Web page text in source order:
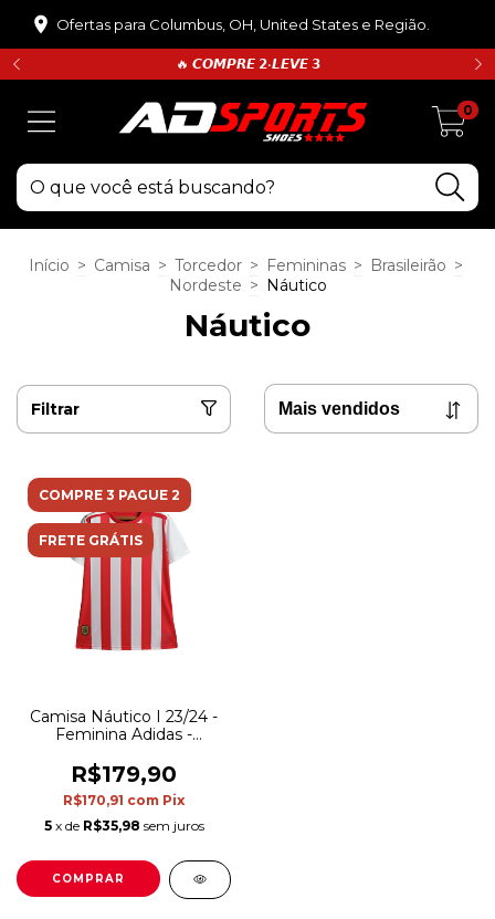
Ofertas para Columbus, OH, United States e Região.
🔥 𝘾𝙊𝙈𝙋𝙍𝙀 𝟮•𝙇𝙀𝙑𝙀 𝟯
0
Início > Camisa > Torcedor > Femininas > Brasileirão >
Nordeste > Náutico
Náutico
Filtrar
COMPRE 3 PAGUE 2
FRETE GRÁTIS
Camisa Náutico I 23/24 -
Feminina Adidas -
em branco
R$179,90
R$170,91 com Pix
5 x de R$35,98 sem juros
COMPRAR